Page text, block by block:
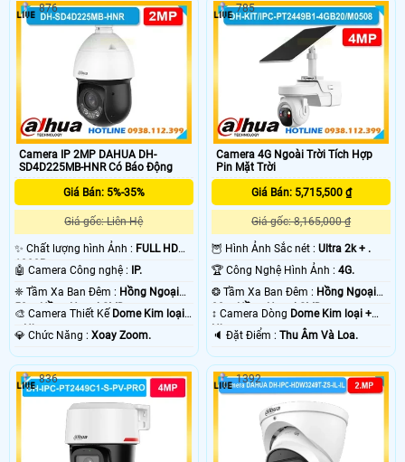
Camera IP 2MP DAHUA DH-
SD4D225MB-HNR Có Báo Động
Giá Bán: 5%-35%
Giá gốc: Liên Hệ
✨ Chất lượng hình Ảnh : FULL HD
1080P .
🤖️ Camera Công nghệ :
IP.
❈ Tầm Xa Ban Đêm : Hồng Ngoại
50m Hồng Ngoại SMD.
🎨 Camera Thiết Kế Dome Kim loại
+ Nhựa.
️💎 Chức Năng : Xoay Zoom.
876
Camera 4G Ngoài Trời Tích Hợp
Pin Mặt Trời
Giá Bán: 5,715,500 ₫
Giá gốc: 8,165,000 ₫
🦉 Hình Ảnh Sắc nét :Ultra 2k + .
🏆 Công Nghệ Hình Ảnh :4G.
❂ Tầm Xa Ban Đêm : Hồng Ngoại
30m Hồng Ngoại SMD.
↕️ Camera Dòng Dome Kim loại +
Nhựa.
️🔈 Đặt Điểm :Thu Âm Và Loa.
785
836 1392